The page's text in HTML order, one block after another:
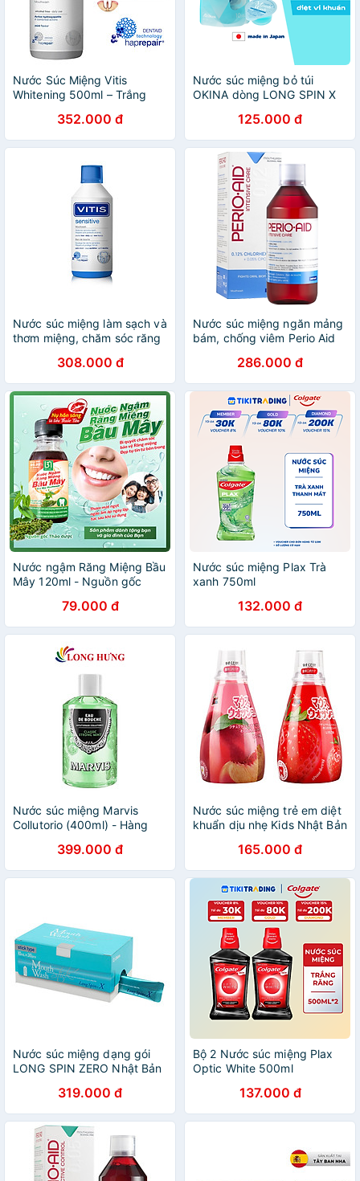
Nước Súc Miệng Vitis
Whitening 500ml – Trắng
Khẩu Tây Ban Nha
352.000 đ
Nước súc miệng bỏ túi
OKINA dòng LONG SPIN X
Túi 10 hũ x 13ml
125.000 đ
Nước súc miệng làm sạch và
thơm miệng, chăm sóc răng
308.000 đ
Nước súc miệng ngăn mảng
bám, chống viêm Perio Aid
286.000 đ
Nước ngậm Răng Miệng Bầu
Mây 120ml - Nguồn gốc
răng - viêm lợi - tụt lợi -
nhiệt miệng
79.000 đ
Nước súc miệng Plax Trà
xanh 750ml
132.000 đ
Nước súc miệng Marvis
Collutorio (400ml) - Hàng
399.000 đ
Nước súc miệng trẻ em diệt
khuẩn dịu nhẹ Kids Nhật Bản
165.000 đ
Nước súc miệng dạng gói
LONG SPIN ZERO Nhật Bản
Hộp 30 gói x 10ml
319.000 đ
Bộ 2 Nước súc miệng Plax
Optic White 500ml
137.000 đ